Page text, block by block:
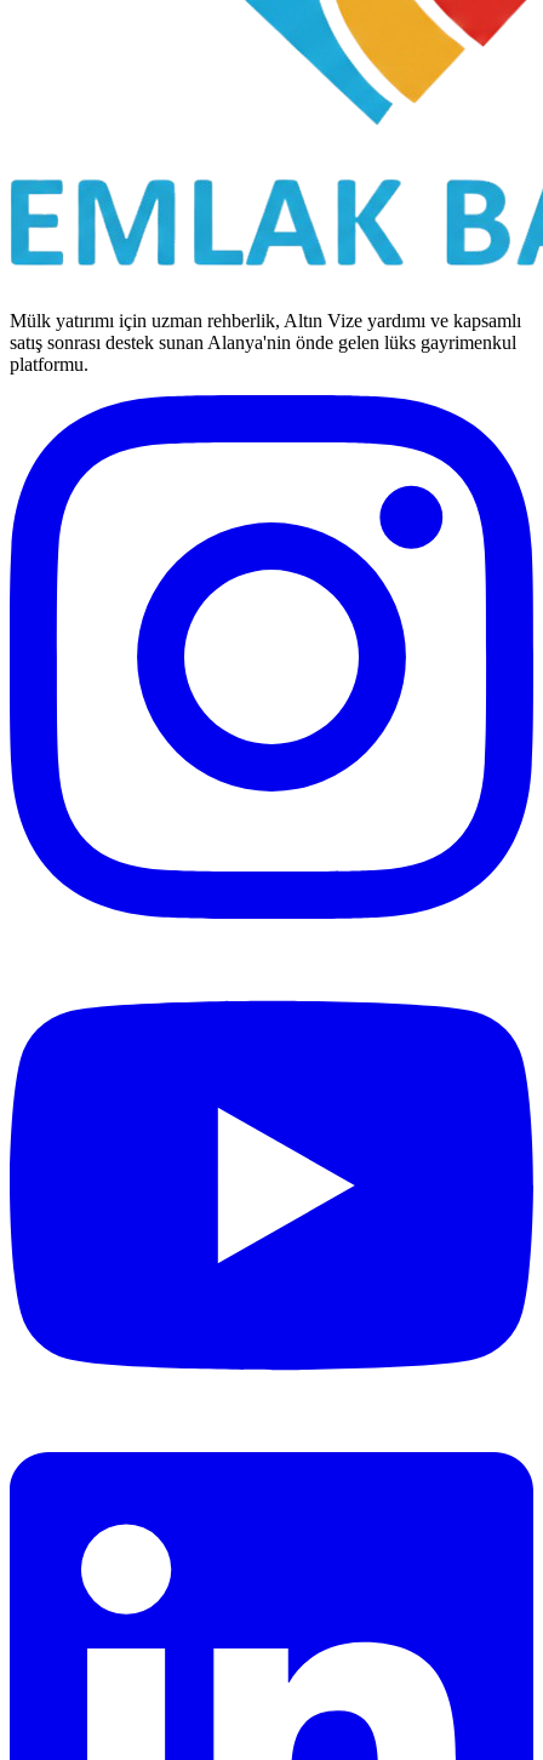
Mülk yatırımı için uzman rehberlik, Altın Vize yardımı ve kapsamlı
satış sonrası destek sunan Alanya'nin önde gelen lüks gayrimenkul
platformu.